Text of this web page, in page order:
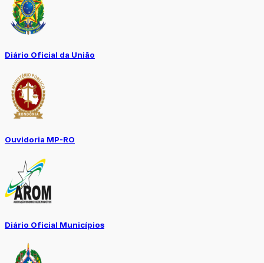
Diário Oficial da União
Ouvidoria MP-RO
Diário Oficial Municípios